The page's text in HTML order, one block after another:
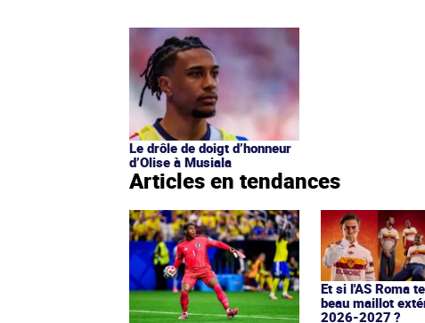
Le drôle de doigt d’honneur
d’Olise à Musiala
Articles en tendances
Et si l'AS Roma
beau maillot
2026-2027 ?